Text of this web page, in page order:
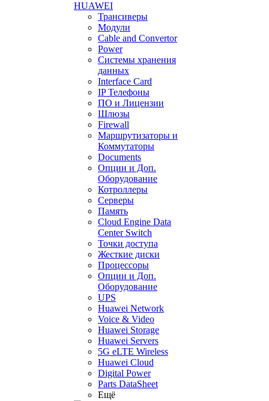
HUAWEI
Трансиверы
Модули
Cable and Convertor
Power
Системы хранения
данных
Interface Card
IP Телефоны
ПО и Лицензии
Шлюзы
Firewall
Маршрутизаторы и
Коммутаторы
Documents
Опции и Доп.
Оборудование
Котроллеры
Серверы
Память
Cloud Engine Data
Center Switch
Точки доступа
Жесткие диски
Процессоры
Опции и Доп.
Оборудование
UPS
Huawei Network
Voice & Video
Huawei Storage
Huawei Servers
5G eLTE Wireless
Huawei Cloud
Digital Power
Parts DataSheet
Ещё